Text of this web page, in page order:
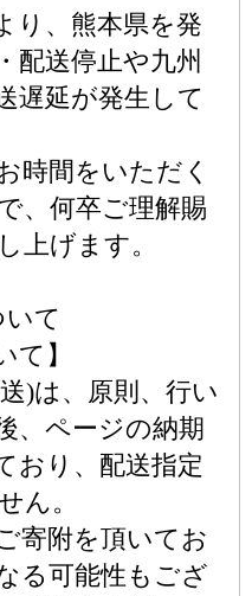
り、熊本県を発
配送停止や九州
遅延が発生して
時間をいただく
、何卒ご理解賜
上げます。
て
て】
)は、原則、行い
、ページの納期
おり、配送指定
ん。
寄附を頂いてお
る可能性もござ